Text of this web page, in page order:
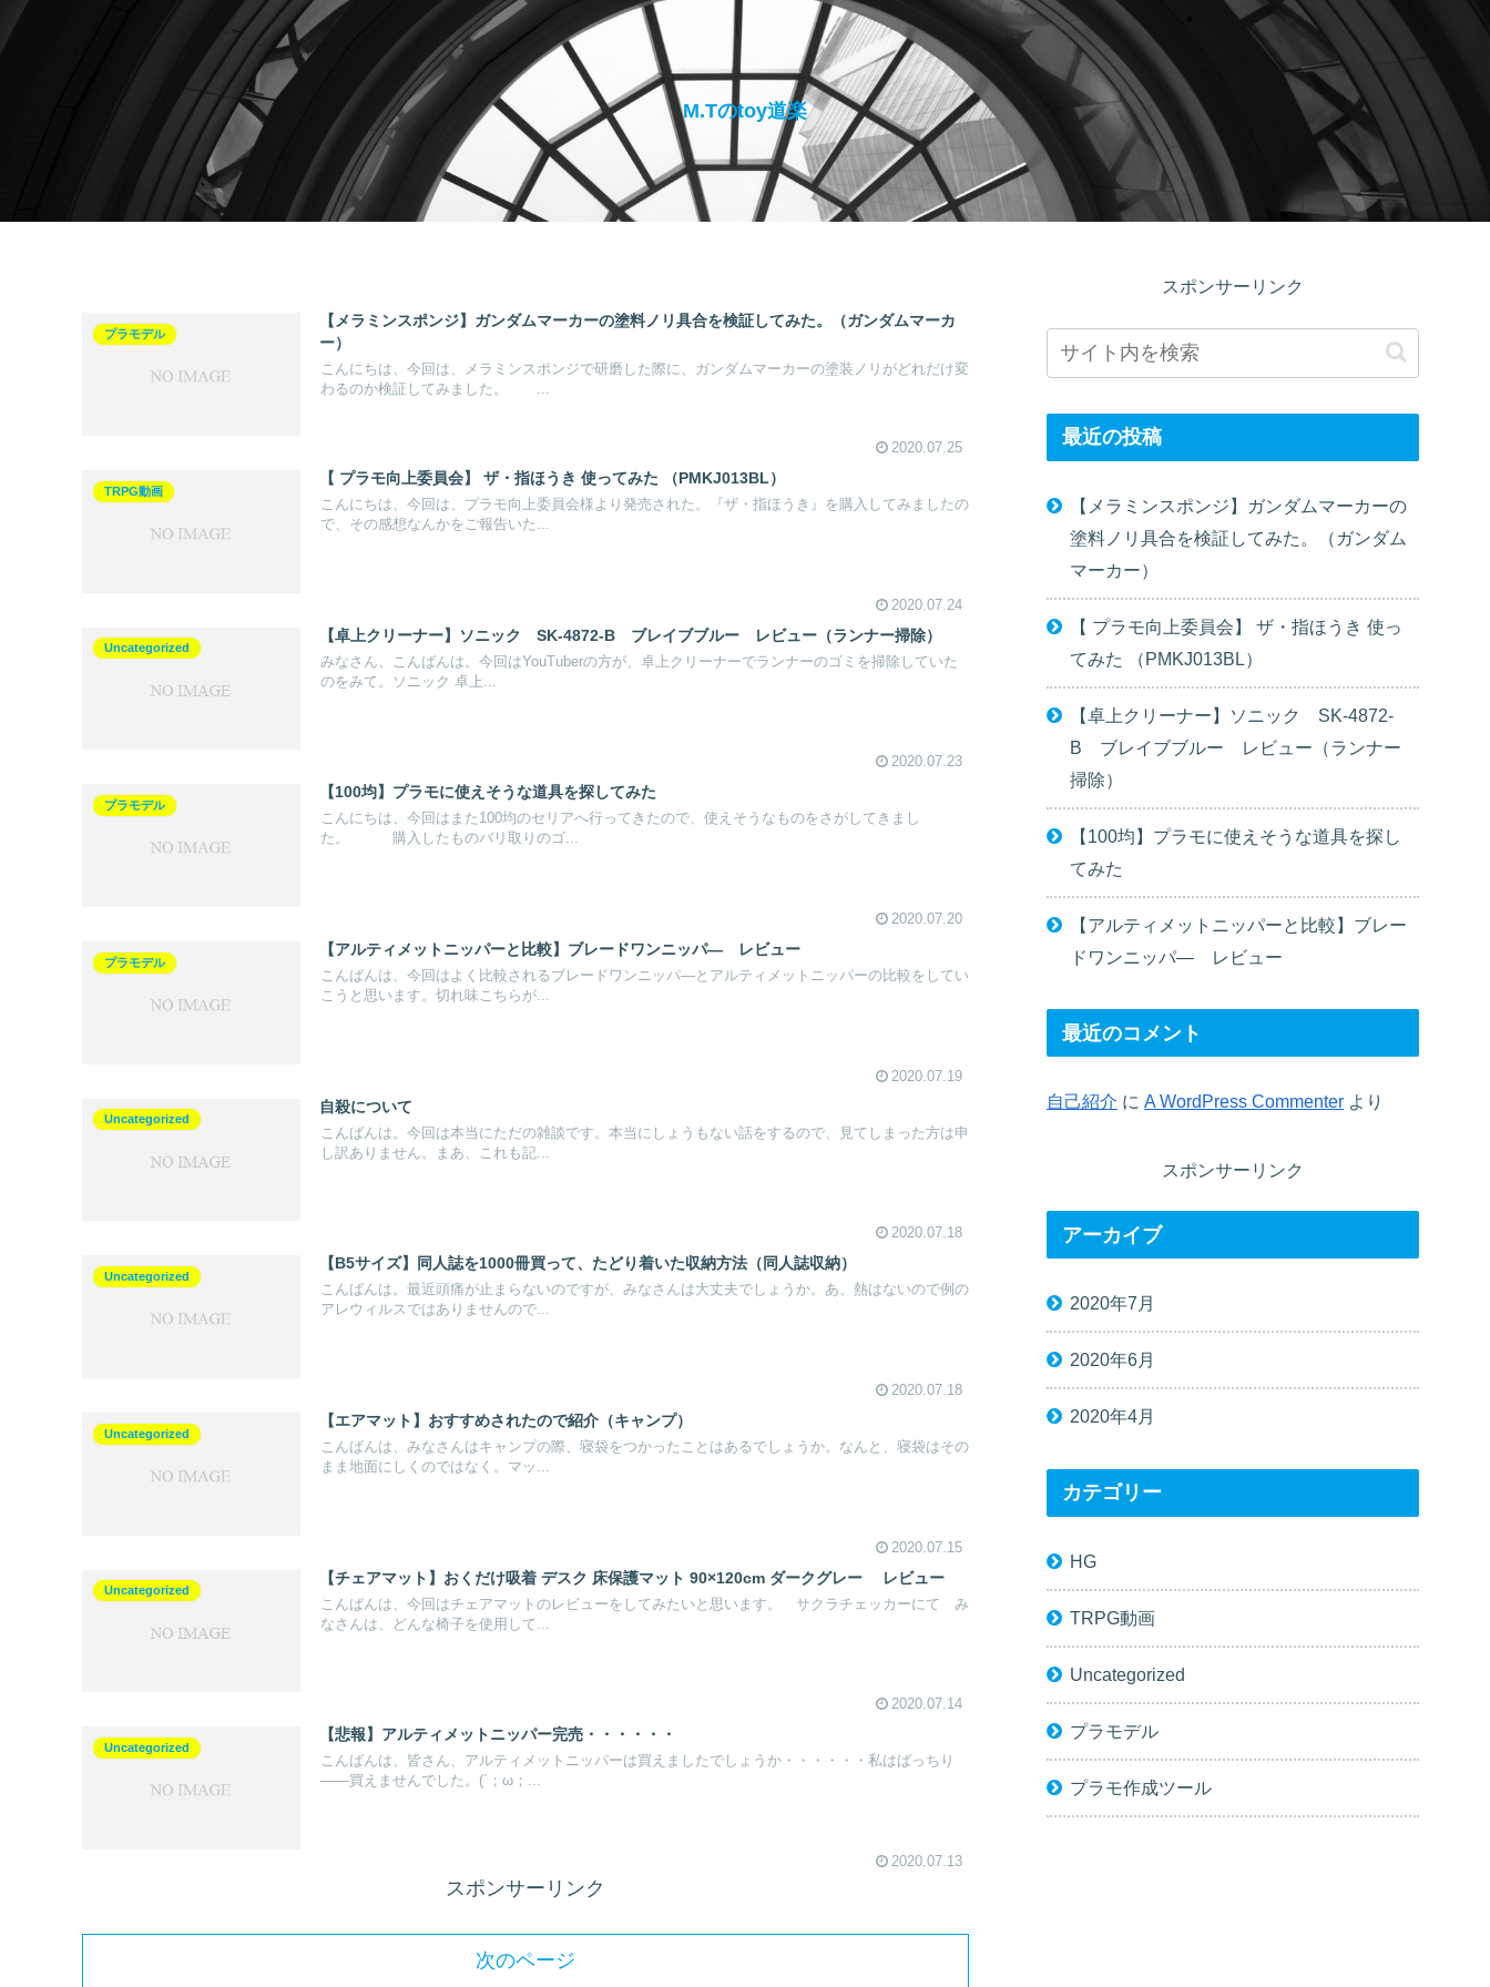
M.Tのtoy道楽
プラモデル
【メラミンスポンジ】ガンダムマーカーの塗料ノリ具合を検証してみた。（ガンダムマーカ
ー）
こんにちは、今回は、メラミンスポンジで研磨した際に、ガンダムマーカーの塗装ノリがどれだけ変
わるのか検証してみました。 ...
2020.07.25
TRPG動画
【 プラモ向上委員会】 ザ・指ほうき 使ってみた （PMKJ013BL）
こんにちは、今回は、プラモ向上委員会様より発売された。『ザ・指ほうき』を購入してみましたの
で、その感想なんかをご報告いた...
2020.07.24
Uncategorized
【卓上クリーナー】ソニック SK-4872-B ブレイブブルー レビュー（ランナー掃除）
みなさん、こんばんは。今回はYouTuberの方が、卓上クリーナーでランナーのゴミを掃除していた
のをみて。ソニック 卓上...
2020.07.23
プラモデル
【100均】プラモに使えそうな道具を探してみた
こんにちは、今回はまた100均のセリアへ行ってきたので、使えそうなものをさがしてきまし
た。 購入したものバリ取りのゴ...
2020.07.20
プラモデル
【アルティメットニッパーと比較】ブレードワンニッパ― レビュー
こんばんは、今回はよく比較されるブレードワンニッパ―とアルティメットニッパーの比較をしてい
こうと思います。切れ味こちらが...
2020.07.19
Uncategorized
自殺について
こんばんは。今回は本当にただの雑談です。本当にしょうもない話をするので、見てしまった方は申
し訳ありません。まあ、これも記...
2020.07.18
Uncategorized
【B5サイズ】同人誌を1000冊買って、たどり着いた収納方法（同人誌収納）
こんばんは。最近頭痛が止まらないのですが、みなさんは大丈夫でしょうか。あ、熱はないので例の
アレウィルスではありませんので...
2020.07.18
Uncategorized
【エアマット】おすすめされたので紹介（キャンプ）
こんばんは、みなさんはキャンプの際、寝袋をつかったことはあるでしょうか。なんと、寝袋はその
まま地面にしくのではなく。マッ...
2020.07.15
Uncategorized
【チェアマット】おくだけ吸着 デスク 床保護マット 90×120cm ダークグレー レビュー
こんばんは、今回はチェアマットのレビューをしてみたいと思います。 サクラチェッカーにて み
なさんは、どんな椅子を使用して...
2020.07.14
Uncategorized
【悲報】アルティメットニッパー完売・・・・・・
こんばんは、皆さん、アルティメットニッパーは買えましたでしょうか・・・・・・私はばっちり
――買えませんでした。(´；ω；...
2020.07.13
スポンサーリンク
次のページ
スポンサーリンク
最近の投稿
【メラミンスポンジ】ガンダムマーカーの
塗料ノリ具合を検証してみた。（ガンダム
マーカー）
【 プラモ向上委員会】 ザ・指ほうき 使っ
てみた （PMKJ013BL）
【卓上クリーナー】ソニック SK-4872-
B ブレイブブルー レビュー（ランナー
掃除）
【100均】プラモに使えそうな道具を探し
てみた
【アルティメットニッパーと比較】ブレー
ドワンニッパ― レビュー
最近のコメント
自己紹介 に A WordPress Commenter より
スポンサーリンク
アーカイブ
2020年7月
2020年6月
2020年4月
カテゴリー
HG
TRPG動画
Uncategorized
プラモデル
プラモ作成ツール